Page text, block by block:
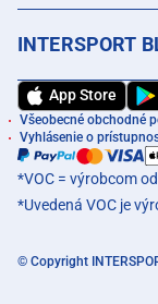
INTERSPORT
App Store
Všeobecné obchodné
Vyhlásenie o
*VOC = výrobcom
*Uvedená VOC je
© Copyright